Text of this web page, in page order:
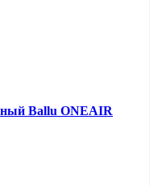
Ballu ONEAIR